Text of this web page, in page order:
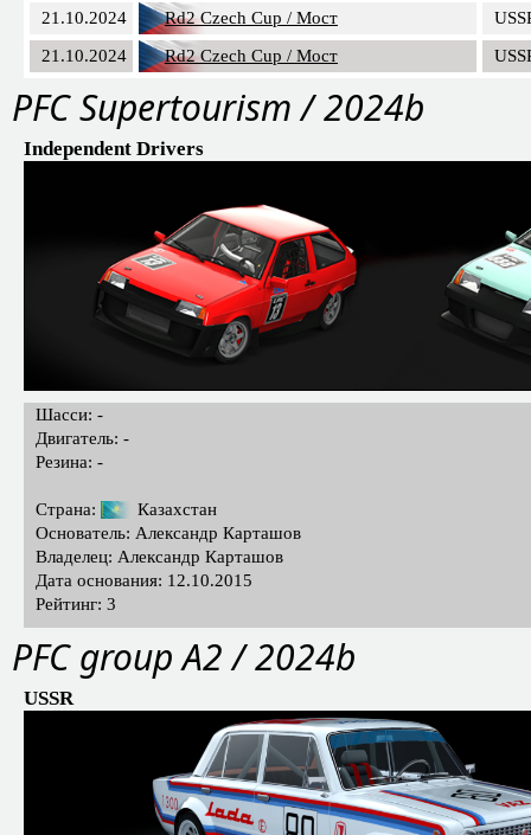
21.10.2024
Rd2 Czech Cup / Мост
21.10.2024
Rd2 Czech Cup / Мост
PFC Supertourism / 2024b
Independent Drivers
Шасси: -
Двигатель: -
Резина: -
Страна:
Казахстан
Основатель: Александр Карташов
Владелец: Александр Карташов
Дата основания: 12.10.2015
Рейтинг: 3
PFС group A2 / 2024b
USSR